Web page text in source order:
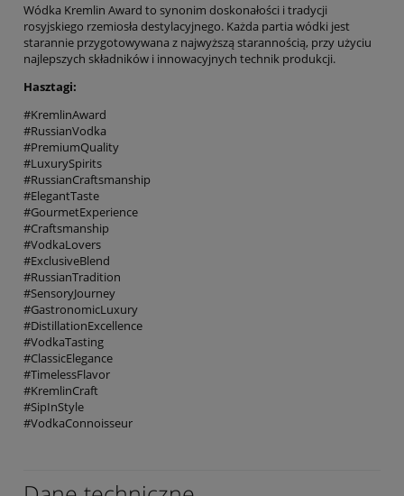
Wódka Kremlin Award to synonim doskonałości i tradycji
rosyjskiego rzemiosła destylacyjnego. Każda partia wódki jest
starannie przygotowywana z najwyższą starannością, przy użyciu
najlepszych składników i innowacyjnych technik produkcji.
Hasztagi:
#KremlinAward
#RussianVodka
#PremiumQuality
#LuxurySpirits
#RussianCraftsmanship
#ElegantTaste
#GourmetExperience
#Craftsmanship
#VodkaLovers
#ExclusiveBlend
#RussianTradition
#SensoryJourney
#GastronomicLuxury
#DistillationExcellence
#VodkaTasting
#ClassicElegance
#TimelessFlavor
#KremlinCraft
#SipInStyle
#VodkaConnoisseur